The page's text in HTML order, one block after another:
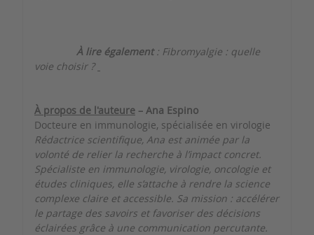
À lire également: Fibromyalgie : quelle
voie choisir ?
À propos de l'auteure – Ana Espino
Docteure en immunologie, spécialisée en virologie
Rédactrice scientifique, Ana est animée par la
volonté de relier la recherche à l’impact concret.
Spécialiste en immunologie, virologie, oncologie et
études cliniques, elle s’attache à rendre la science
complexe claire et accessible. Sa mission : accélérer
le partage des savoirs et favoriser des décisions
éclairées grâce à une communication percutante.